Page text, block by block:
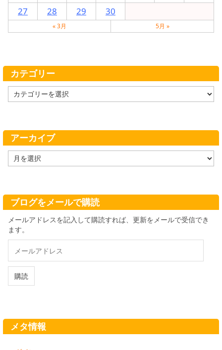
27
28 29 30
« 3月 5月 »
カテゴリー
テ
ー
アーカイブ
ー
ブ
ブログをメールで購読
メールアドレスを記入して購読すれば、更新をメールで受信でき
ます。
ル
ド
購読
メタ情報